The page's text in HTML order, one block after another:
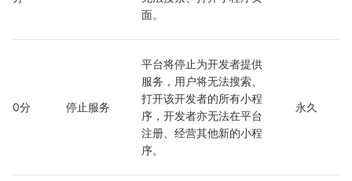
面。
0分 停止服务
平台将停止为开发者提供
服务，用户将无法搜索、
打开该开发者的所有小程
序，开发者亦无法在平台
注册、经营其他新的小程
序。
永久